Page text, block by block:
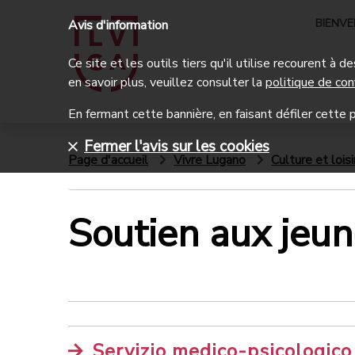
Page d'accueil Vivre Lugano Culture et
Soutien aux
Avis d'information
Ce site et les outils tiers qu'il utilise recourent à
en savoir plus, veuillez consulter la politique de
En fermant cette bannière, en faisant défiler cette
Fermer l'avis sur les cookies